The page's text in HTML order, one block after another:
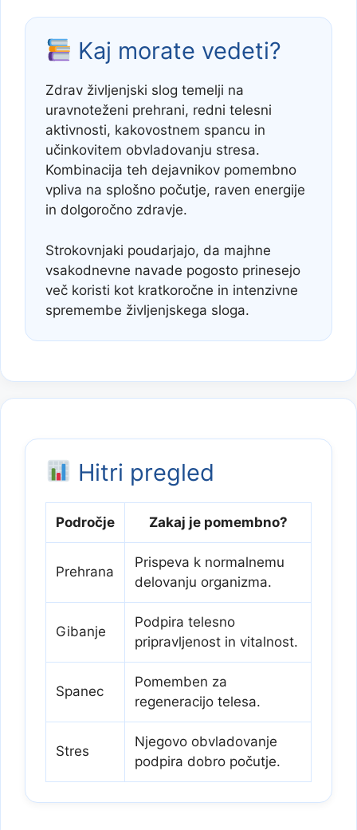
Kaj morate vedeti?
Zdrav življenjski slog temelji na
uravnoteženi prehrani, redni telesni
aktivnosti, kakovostnem spancu in
učinkovitem obvladovanju stresa.
Kombinacija teh dejavnikov pomembno
vpliva na splošno počutje, raven energije
in dolgoročno zdravje.
Strokovnjaki poudarjajo, da majhne
vsakodnevne navade pogosto prinesejo
več koristi kot kratkoročne in intenzivne
spremembe življenjskega sloga.
Hitri pregled
Področje Zakaj je pomembno?
Prehrana
Prispeva k normalnemu
delovanju organizma.
Gibanje
Podpira telesno
pripravljenost in vitalnost.
Spanec
Pomemben za
regeneracijo telesa.
Stres
Njegovo obvladovanje
podpira dobro počutje.